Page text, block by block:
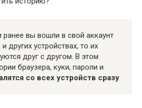
ранее вы вошли в свой аккаунт
других устройствах, то их
друг с другом. В этом
браузера, куки, пароли и
со всех устройств сразу.